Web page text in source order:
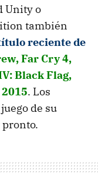
Unity o
también
reciente de
Far Cry 4,
Black Flag,
. Los
de su
pronto.